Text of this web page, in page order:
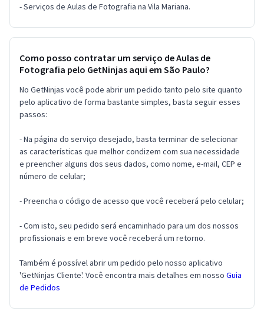
- Serviços de Aulas de Fotografia na Vila Mariana.
Como posso contratar um serviço de Aulas de
Fotografia pelo GetNinjas aqui em São Paulo?
No GetNinjas você pode abrir um pedido tanto pelo site quanto
pelo aplicativo de forma bastante simples, basta seguir esses
passos:
- Na página do serviço desejado, basta terminar de selecionar
as características que melhor condizem com sua necessidade
e preencher alguns dos seus dados, como nome, e-mail, CEP e
número de celular;
- Preencha o código de acesso que você receberá pelo celular;
- Com isto, seu pedido será encaminhado para um dos nossos
profissionais e em breve você receberá um retorno.
Também é possível abrir um pedido pelo nosso aplicativo
'GetNinjas Cliente'. Você encontra mais detalhes em nosso Guia
de Pedidos